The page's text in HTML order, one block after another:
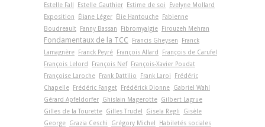
Estelle Fall
Estelle Gauthier Estime de soi
Evelyne Mollard
Exposition
Éliane Léger Élie Hantouche Fabienne
Boudreault Fanny Bassan Fibromyalgie Firouzeh Mehran
Fondamentaux de la TCC Francis Gheysen
Franck
Lamagnère Franck Peyré François Allard
François de Carufel
François Lelord
François Nef François-Xavier Poudat
Françoise Laroche Frank Dattilio Frank Laroi
Frédéric
Chapelle Frédéric Fanget Frédérick Dionne Gabriel Wahl
Gérard Apfeldorfer Ghislain Magerotte Gilbert Lagrue
Gilles de la Tourette Gilles Trudel Gisela Regli
Gisèle
George Grazia Ceschi Grégory Michel
Habiletés sociales